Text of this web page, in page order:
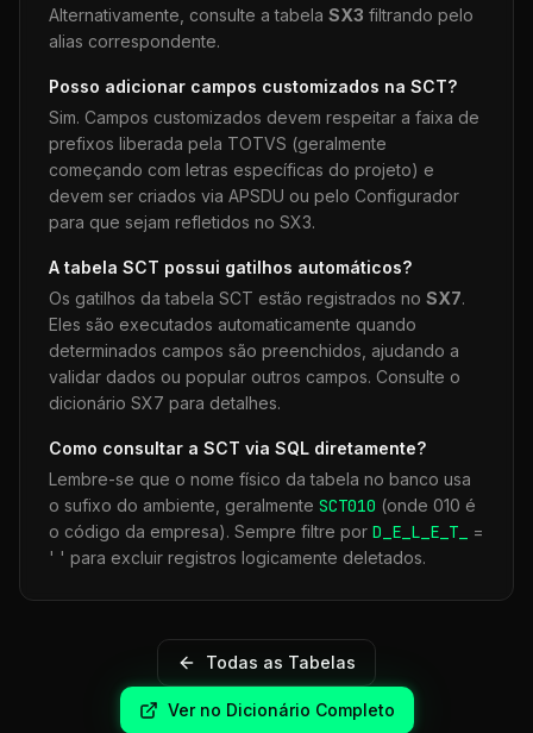
Alternativamente, consulte a tabela SX3 filtrando pelo
alias correspondente.
Posso adicionar campos customizados na SCT?
Sim. Campos customizados devem respeitar a faixa de
prefixos liberada pela TOTVS (geralmente
começando com letras específicas do projeto) e
devem ser criados via APSDU ou pelo Configurador
para que sejam refletidos no SX3.
A tabela SCT possui gatilhos automáticos?
Os gatilhos da tabela SCT estão registrados no SX7.
Eles são executados automaticamente quando
determinados campos são preenchidos, ajudando a
validar dados ou popular outros campos. Consulte o
dicionário SX7 para detalhes.
Como consultar a SCT via SQL diretamente?
Lembre-se que o nome físico da tabela no banco usa
o sufixo do ambiente, geralmente SCT010 (onde 010 é
o código da empresa). Sempre filtre por D_E_L_E_T_
=
' ' para excluir registros logicamente deletados.
Todas as Tabelas
Ver no Dicionário Completo